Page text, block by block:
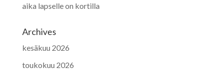
aika lapselle on kortilla
Archives
kesäkuu 2026
toukokuu 2026